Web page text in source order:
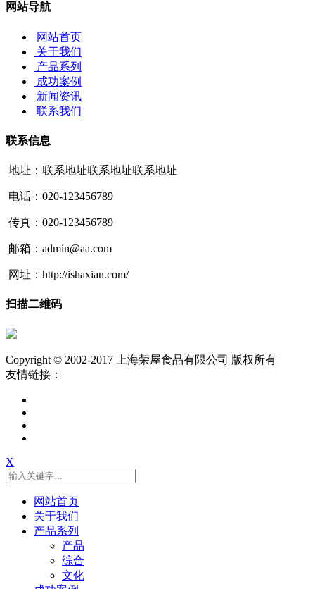
网站导航
网站首页
关于我们
产品系列
成功案例
新闻资讯
联系我们
联系信息
地址：联系地址联系地址联系地址
电话：020-123456789
传真：020-123456789
邮箱：admin@aa.com
网址：http://ishaxian.com/
扫描二维码
Copyright © 2002-2017 上海荣屋食品有限公司 版权所有
友情链接：
X
网站首页
关于我们
产品系列
产品
综合
文化